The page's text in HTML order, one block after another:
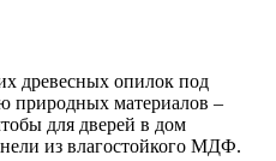
древесных опилок под
природных материалов –
для дверей в дом
из влагостойкого МДФ.